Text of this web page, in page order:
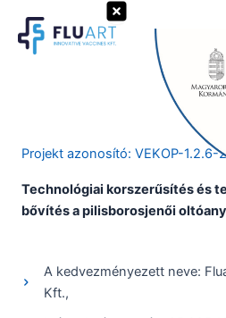
content
Projekt azonosító: VEKOP-1.2.6-
Technológiai korszerűsítés és
bővítés a pilisborosjenői
A kedvezményezett neve:
Kft.,